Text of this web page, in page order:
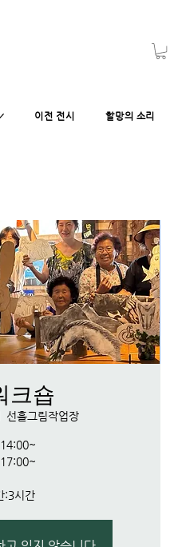
이전 전시 할망의 소리
크숍
선흘그림작업장
:3시간